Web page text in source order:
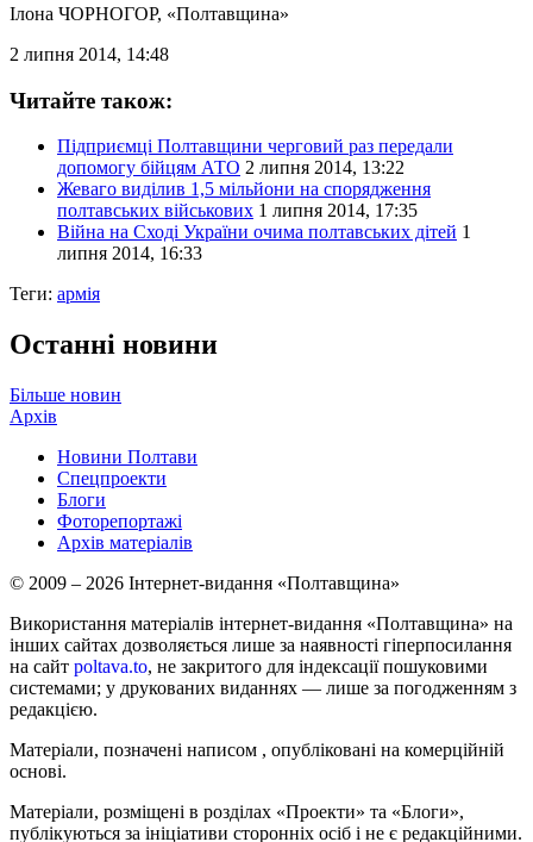
Ілона ЧОРНОГОР, «Полтавщина»
2 липня 2014, 14:48
Читайте також:
Підприємці Полтавщини черговий раз передали
допомогу бійцям АТО 2 липня 2014, 13:22
Жеваго виділив 1,5 мільйони на спорядження
полтавських військових 1 липня 2014, 17:35
Війна на Сході України очима полтавських дітей 1
липня 2014, 16:33
Теги: армія
Останні новини
Більше новин
Архів
Новини Полтави
Спецпроекти
Блоги
Фоторепортажі
Архів матеріалів
© 2009 – 2026 Інтернет-видання «Полтавщина»
Використання матеріалів інтернет-видання «Полтавщина» на
інших сайтах дозволяється лише за наявності гіперпосилання
на сайт poltava.to, не закритого для індексації пошуковими
системами; у друкованих виданнях — лише за погодженням з
редакцією.
Матеріали, позначені написом , опубліковані на комерційній
основі.
Матеріали, розміщені в розділах «Проекти» та «Блоги»,
публікуються за ініціативи сторонніх осіб і не є редакційними.